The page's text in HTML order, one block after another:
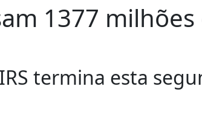
1377
termina esta